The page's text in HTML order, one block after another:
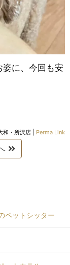
に、今回も安
和・所沢店 Perma Link
ペットシッター